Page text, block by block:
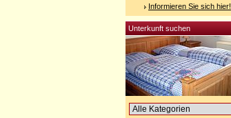
Informieren Sie sich hier!
Unterkunft suchen